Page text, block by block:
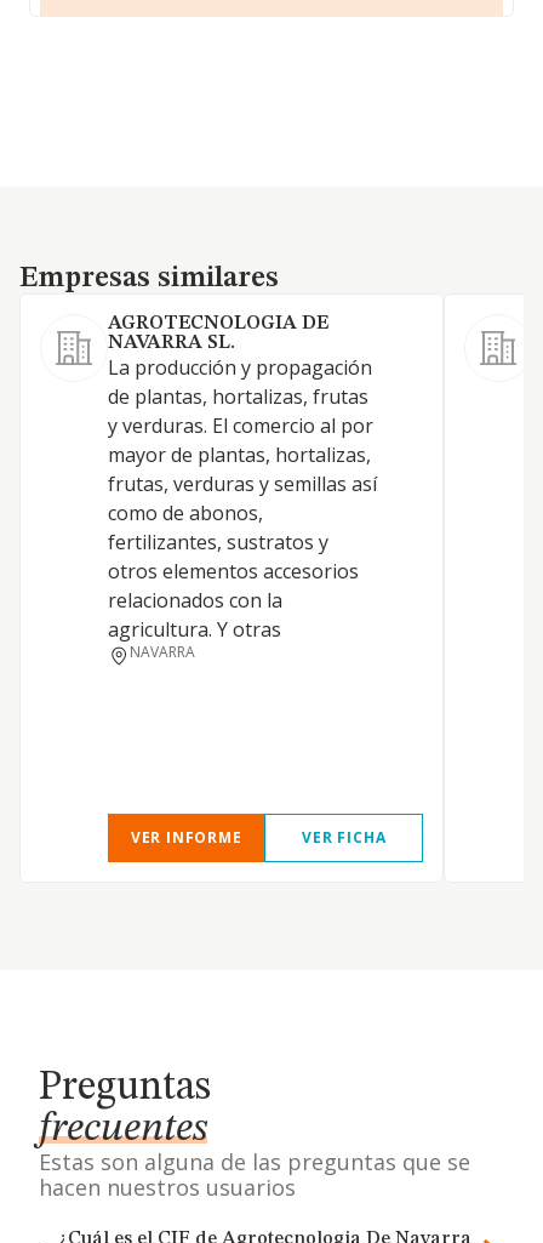
Empresas similares
Empresas similares
AGROTECNOLOGIA DE
NAVARRA SL.
La producción y propagación
de plantas, hortalizas, frutas
y verduras. El comercio al por
mayor de plantas, hortalizas,
frutas, verduras y semillas así
como de abonos,
fertilizantes, sustratos y
otros elementos accesorios
relacionados con la
agricultura. Y otras
NAVARRA
VER INFORME VER FICHA
Preguntas
frecuentes
Estas son alguna de las preguntas que se
hacen nuestros usuarios